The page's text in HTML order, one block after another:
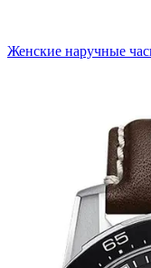
Женские наручные